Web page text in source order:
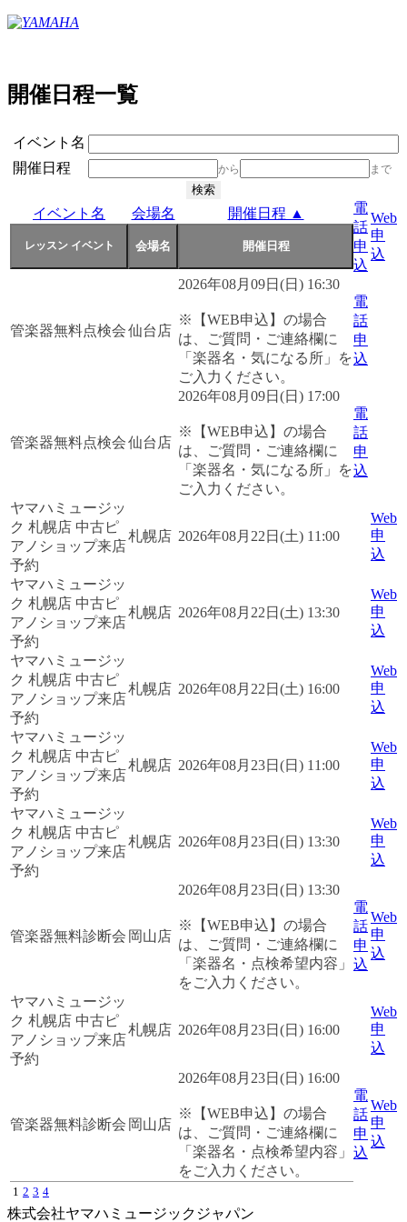
開催日程一覧
イベント名
開催日程
から まで
イベント名 会場名 開催日程 ▲
電
話
申
込
Web
申
込
管楽器無料点検会仙台店
2026年08月09日(日) 16:30
※【WEB申込】の場合
は、ご質問・ご連絡欄に
「楽器名・気になる所」を
ご入力ください。
電
話
申
込
管楽器無料点検会仙台店
2026年08月09日(日) 17:00
※【WEB申込】の場合
は、ご質問・ご連絡欄に
「楽器名・気になる所」を
ご入力ください。
電
話
申
込
ヤマハミュージッ
ク 札幌店 中古ピ
アノショップ来店
予約
札幌店 2026年08月22日(土) 11:00
Web
申
込
ヤマハミュージッ
ク 札幌店 中古ピ
アノショップ来店
予約
札幌店 2026年08月22日(土) 13:30
Web
申
込
ヤマハミュージッ
ク 札幌店 中古ピ
アノショップ来店
予約
札幌店 2026年08月22日(土) 16:00
Web
申
込
ヤマハミュージッ
ク 札幌店 中古ピ
アノショップ来店
予約
札幌店 2026年08月23日(日) 11:00
Web
申
込
ヤマハミュージッ
ク 札幌店 中古ピ
アノショップ来店
予約
札幌店 2026年08月23日(日) 13:30
Web
申
込
管楽器無料診断会 岡山店
2026年08月23日(日) 13:30
※【WEB申込】の場合
は、ご質問・ご連絡欄に
「楽器名・点検希望内容」
をご入力ください。
電
話
申
込
Web
申
込
ヤマハミュージッ
ク 札幌店 中古ピ
アノショップ来店
予約
札幌店 2026年08月23日(日) 16:00
Web
申
込
管楽器無料診断会 岡山店
2026年08月23日(日) 16:00
※【WEB申込】の場合
は、ご質問・ご連絡欄に
「楽器名・点検希望内容」
をご入力ください。
電
話
申
込
Web
申
込
1 2 3 4
株式会社ヤマハミュージックジャパン